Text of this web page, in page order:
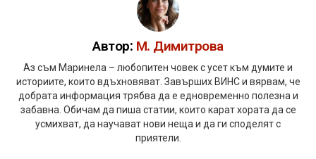
Автор: М. Димитрова
Аз съм Маринела – любопитен човек с усет към думите и
историите, които вдъхновяват. Завърших ВИНС и вярвам, че
добрата информация трябва да е едновременно полезна и
забавна. Обичам да пиша статии, които карат хората да се
усмихват, да научават нови неща и да ги споделят с
приятели.